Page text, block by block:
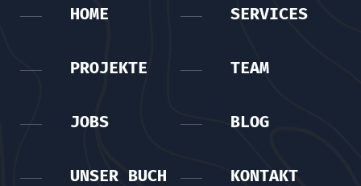
HOME SERVICES
PROJEKTE TEAM
JOBS BLOG
UNSER BUCH KONTAKT